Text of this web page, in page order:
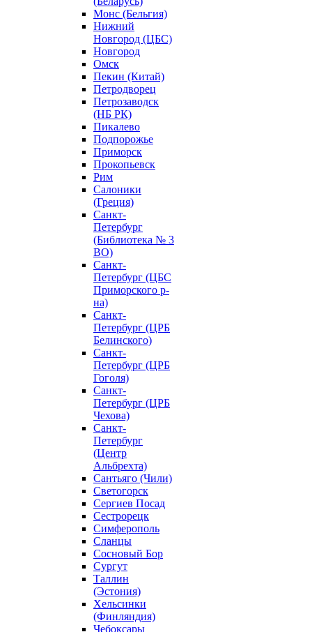
Монс (Бельгия)
Нижний
Новгород (ЦБС)
Новгород
Омск
Пекин (Китай)
Петродворец
Петрозаводск
(НБ РК)
Пикалево
Подпорожье
Приморск
Прокопьевск
Рим
Салоники
(Греция)
Санкт-
Петербург
(Библиотека № 3
ВО)
Санкт-
Петербург (ЦБС
Приморского р-
на)
Санкт-
Петербург (ЦРБ
Белинского)
Санкт-
Петербург (ЦРБ
Гоголя)
Санкт-
Петербург (ЦРБ
Чехова)
Санкт-
Петербург
(Центр
Альбрехта)
Сантьяго (Чили)
Светогорск
Сергиев Посад
Сестрорецк
Симферополь
Сланцы
Сосновый Бор
Сургут
Таллин
(Эстония)
Хельсинки
(Финляндия)
Чебоксары